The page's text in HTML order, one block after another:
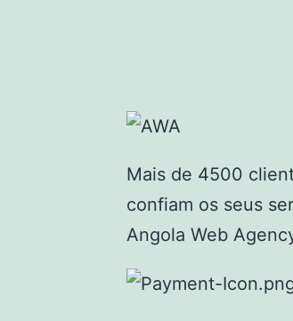
Mais de 4500
confiam os seus
Angola Web